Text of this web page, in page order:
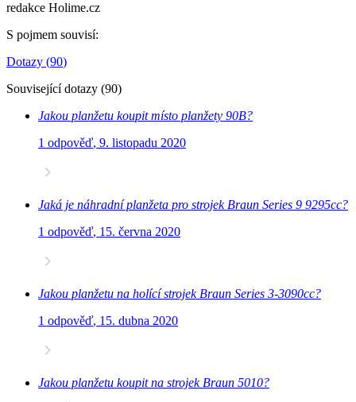
redakce Holime.cz
S pojmem souvisí:
Dotazy (90)
Související dotazy (90)
Jakou planžetu koupit místo planžety 90B?
1 odpověď, 9. listopadu 2020
Jaká je náhradní planžeta pro strojek Braun Series 9 9295cc?
1 odpověď, 15. června 2020
Jakou planžetu na holící strojek Braun Series 3-3090cc?
1 odpověď, 15. dubna 2020
Jakou planžetu koupit na strojek Braun 5010?